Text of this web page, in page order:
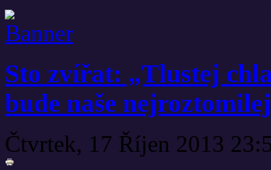
Sto zvířat: „Tlustej
bude naše
Čtvrtek, 17 Říjen 2013